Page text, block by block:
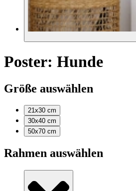
Poster: Hunde
Größe auswählen
21x30 cm
30x40 cm
50x70 cm
Rahmen auswählen